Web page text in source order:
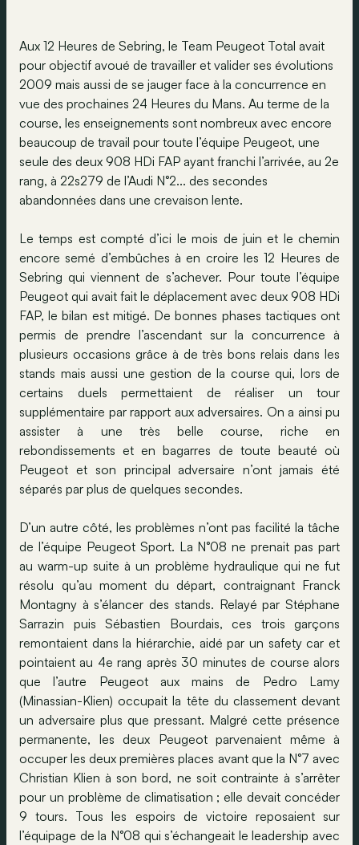
Aux 12 Heures de Sebring, le Team Peugeot Total avait
pour objectif avoué de travailler et valider ses évolutions
2009 mais aussi de se jauger face à la concurrence en
vue des prochaines 24 Heures du Mans. Au terme de la
course, les enseignements sont nombreux avec encore
beaucoup de travail pour toute l’équipe Peugeot, une
seule des deux 908 HDi FAP ayant franchi l’arrivée, au 2e
rang, à 22s279 de l’Audi N°2... des secondes
abandonnées dans une crevaison lente.
Le temps est compté d’ici le mois de juin et le chemin
encore semé d’embûches à en croire les 12 Heures de
Sebring qui viennent de s’achever. Pour toute l’équipe
Peugeot qui avait fait le déplacement avec deux 908 HDi
FAP, le bilan est mitigé. De bonnes phases tactiques ont
permis de prendre l’ascendant sur la concurrence à
plusieurs occasions grâce à de très bons relais dans les
stands mais aussi une gestion de la course qui, lors de
certains duels permettaient de réaliser un tour
supplémentaire par rapport aux adversaires. On a ainsi pu
assister à une très belle course, riche en
rebondissements et en bagarres de toute beauté où
Peugeot et son principal adversaire n’ont jamais été
séparés par plus de quelques secondes.
D’un autre côté, les problèmes n’ont pas facilité la tâche
de l’équipe Peugeot Sport. La N°08 ne prenait pas part
au warm-up suite à un problème hydraulique qui ne fut
résolu qu’au moment du départ, contraignant Franck
Montagny à s’élancer des stands. Relayé par Stéphane
Sarrazin puis Sébastien Bourdais, ces trois garçons
remontaient dans la hiérarchie, aidé par un safety car et
pointaient au 4e rang après 30 minutes de course alors
que l’autre Peugeot aux mains de Pedro Lamy
(Minassian-Klien) occupait la tête du classement devant
un adversaire plus que pressant. Malgré cette présence
permanente, les deux Peugeot parvenaient même à
occuper les deux premières places avant que la N°7 avec
Christian Klien à son bord, ne soit contrainte à s’arrêter
pour un problème de climatisation ; elle devait concéder
9 tours. Tous les espoirs de victoire reposaient sur
l’équipage de la N°08 qui s’échangeait le leadership avec